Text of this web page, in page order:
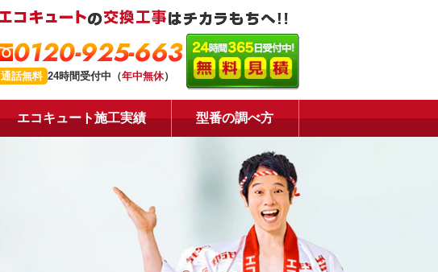
0120-925-663
通話無料 24時間受付中（年中無休）
エコキュート施工実績 型番の調べ方